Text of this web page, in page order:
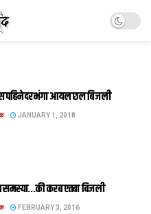
पहिने दरभंगा आयल छल बिजली
JANUARY 1, 2018
करब एतबा बिजली
FEBRUARY 3, 2016